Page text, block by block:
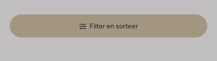
Filter en sorteer